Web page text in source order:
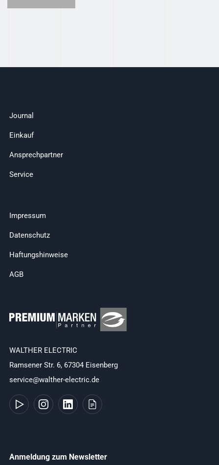
Journal
Einkauf
Ansprechpartner
Service
Impressum
Datenschutz
Haftungshinweise
AGB
WALTHER ELECTRIC
Ramsener Str. 6, 67304 Eisenberg
service@walther-electric.de
Anmeldung zum Newsletter